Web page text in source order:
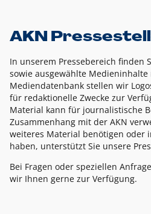
AKN
In unserem Pressebereich finden
sowie ausgewählte
Mediendatenbank stellen wir
für redaktionelle Zwecke zur
Material kann für journalistische
Zusammenhang mit der AKN
weiteres Material benötigen oder
haben, unterstützt Sie unsere
Bei Fragen oder speziellen
wir Ihnen gerne zur Verfügung.